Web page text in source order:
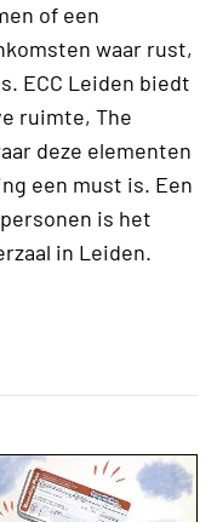
of een
waar rust,
ECC Leiden biedt
ruimte, The
deze elementen
een must is. Een
is het
in Leiden.